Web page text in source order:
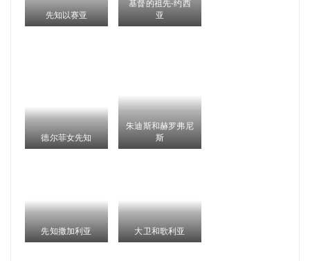
先知以赛亚
基督的祖先-约西
亚
德尔菲女先知
朱迪斯和赫罗弗尼
斯
先知撒加利亚 大卫和歌利亚